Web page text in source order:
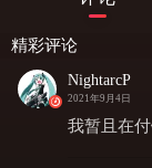
精彩评论
NightarcP
2021年9月4日
我暂且在